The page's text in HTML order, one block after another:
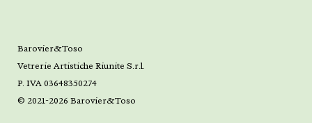
Barovier&Toso
Vetrerie Artistiche Riunite S.r.l.
P. IVA 03648350274
© 2021-2026 Barovier&Toso